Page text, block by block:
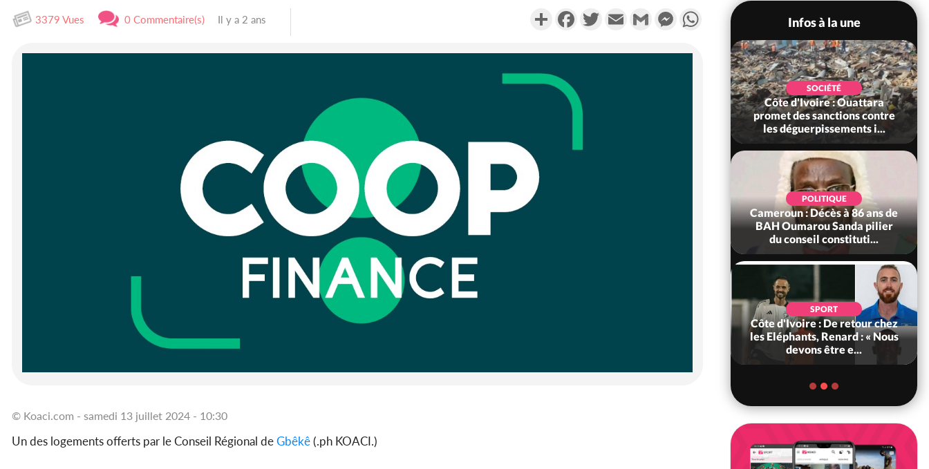
3379 Vues 0 Commentaire(s) Il y a 2 ans PartagerFacebookTwitterEmail Gmail MessengerWhatsApp
© Koaci.com - samedi 13 juillet 2024 - 10:30
Un des logements offerts par le Conseil Régional deGbêkê(.ph KOACI.)
Infos à la une
Côte d'Ivoire : Après le pari
réussi du 66e anniversaire,
SOCIÉTÉ
Côte d'Ivoire : Ouattara
promet des sanctions contre
les déguerpissements i...
POLITIQUE
Cameroun : Décès à 86 ans de
BAH Oumarou Sanda pilier
du conseil constituti...
SPORT
Côte d'Ivoire : De retour chez
les Eléphants, Renard : « Nous
devons être e...